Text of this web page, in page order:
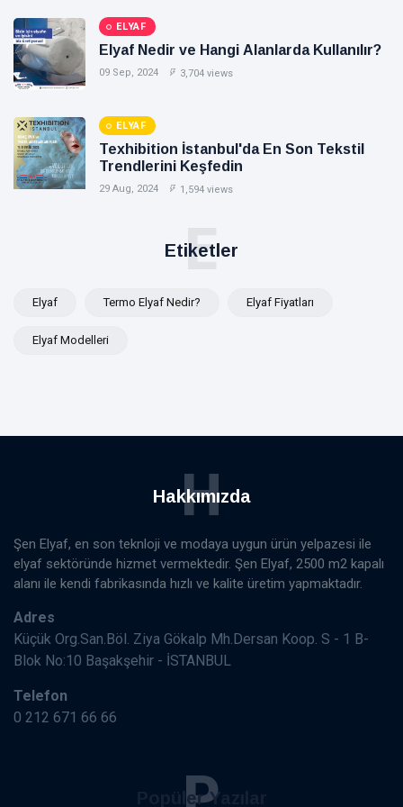
ELYAF
Elyaf Nedir ve Hangi Alanlarda Kullanılır?
09 Sep, 2024 3,704 views
ELYAF
Texhibition İstanbul'da En Son Tekstil
Trendlerini Keşfedin
29 Aug, 2024 1,594 views
Etiketler
E
Elyaf Termo Elyaf Nedir? Elyaf Fiyatları
Elyaf Modelleri
Hakkımızda
H
Şen Elyaf, en son teknloji ve modaya uygun ürün yelpazesi ile
elyaf sektöründe hizmet vermektedir. Şen Elyaf, 2500 m2 kapalı
alanı ile kendi fabrikasında hızlı ve kalite üretim yapmaktadır.
Adres
Küçük Org.San.Böl. Ziya Gökalp Mh.Dersan Koop. S - 1 B-
Blok No:10 Başakşehir - İSTANBUL
Telefon
0 212 671 66 66
Popüler Yazılar